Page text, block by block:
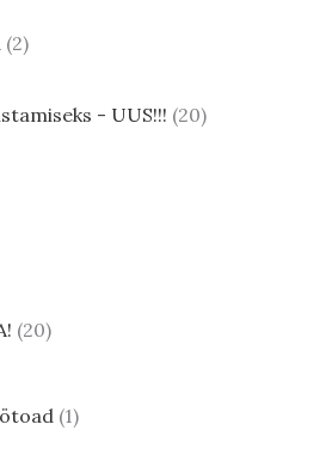
2
- UUS!!! 20
20
1